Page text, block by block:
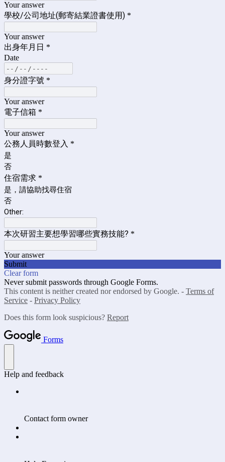
Your answer
學校/公司地址(郵寄結業證書使用) *
Your answer
出身年月日 *
Date
身分證字號 *
Your answer
電子信箱 *
Your answer
公務人員時數登入 *
是
否
住宿需求 *
是，請協助找尋住宿
否
Other:
本次研習主要想學習哪些實務技能? *
Your answer
Submit
Clear form
Never submit passwords through Google Forms.
This content is neither created nor endorsed by Google. - Terms of
Service - Privacy Policy
Does this form look suspicious? Report
Forms
Help and feedback
Contact form owner